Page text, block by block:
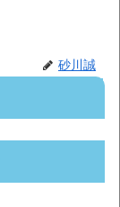
砂川誠